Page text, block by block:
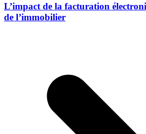
L’impact de la facturation
de l’immobilier